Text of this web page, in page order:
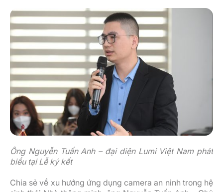
Ông Nguyễn Tuấn Anh – đại diện Lumi Việt Nam phát
biểu tại Lễ ký kết
Chia sẻ về xu hướng ứng dụng camera an ninh trong hệ